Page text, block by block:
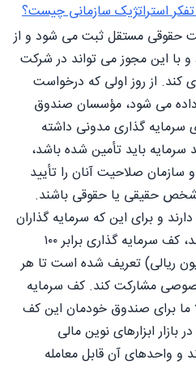
استراتژیک سازمانی چیست؟
حقوقی مستقل ثبت می شود و از
با این مجوز می تواند در شرکت
کند. از روز اولی که درخواست
داده می شود، مؤسسان صندوق
گذاری مدونی داشته
این که ۳۰ درصد سرمایه باید تأمین شده باشد،
صلاحیت آنان را تأیید
حقیقی یا حقوقی باشند.
و برای این که سرمایه گذاران
خرد نتوانند آن واحدها را بخرند، کف سرمایه گذاری برابر ۱۰۰
تومان (۱۰۰۰ واحد ۱ میلیون ریالی) تعریف شده است تا هر
مشارکت کند. کف سرمایه
ما برای صندوق خودمان این کف
بازار ابزارهای نوین مالی
و واحدهای آن قابل معامله